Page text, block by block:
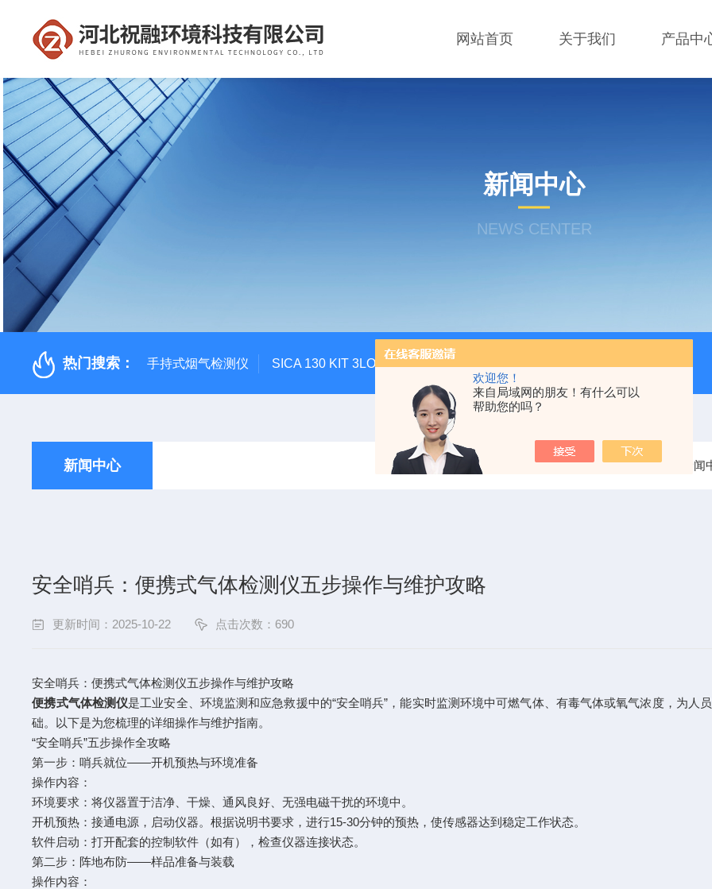
欢迎您！
来自局域网的朋友！有什么可以
帮助您的吗？
网站首页 关于我们 产品中
新闻中心
NEWS CENTER
热门搜索： 手持式烟气检测仪 SICA 130 KIT 3LOWBS法国进口索尔曼便携式烟气分析仪应用范围广
新闻中心 当前位置：首页 新闻
安全哨兵：便携式气体检测仪五步操作与维护攻略
更新时间：2025-10-22 点击次数：690
安全哨兵：便携式气体检测仪五步操作与维护攻略
便携式气体检测仪是工业安全、环境监测和应急救援中的“安全哨兵”，能实时监测环境中可燃气体、有毒气体或氧气浓度，为
础。以下是为您梳理的详细操作与维护指南。
“安全哨兵”五步操作全攻略
第一步：哨兵就位——开机预热与环境准备
操作内容：
环境要求：将仪器置于洁净、干燥、通风良好、无强电磁干扰的环境中。
开机预热：接通电源，启动仪器。根据说明书要求，进行15-30分钟的预热，使传感器达到稳定工作状态。
软件启动：打开配套的控制软件（如有），检查仪器连接状态。
第二步：阵地布防——样品准备与装载
操作内容：